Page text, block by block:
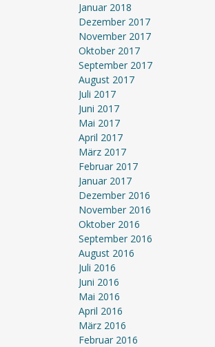
Januar 2018
Dezember 2017
November 2017
Oktober 2017
September 2017
August 2017
Juli 2017
Juni 2017
Mai 2017
April 2017
März 2017
Februar 2017
Januar 2017
Dezember 2016
November 2016
Oktober 2016
September 2016
August 2016
Juli 2016
Juni 2016
Mai 2016
April 2016
März 2016
Februar 2016